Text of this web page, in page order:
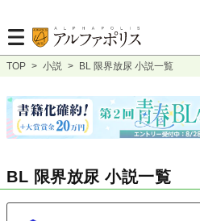
TOP > 小説 > BL 限界放尿 小説一覧
BL 限界放尿 小説一覧